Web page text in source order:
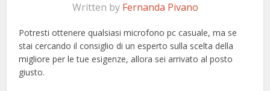
Written by Fernanda Pivano
Potresti ottenere qualsiasi microfono pc casuale, ma se
stai cercando il consiglio di un esperto sulla scelta della
migliore per le tue esigenze, allora sei arrivato al posto
giusto.